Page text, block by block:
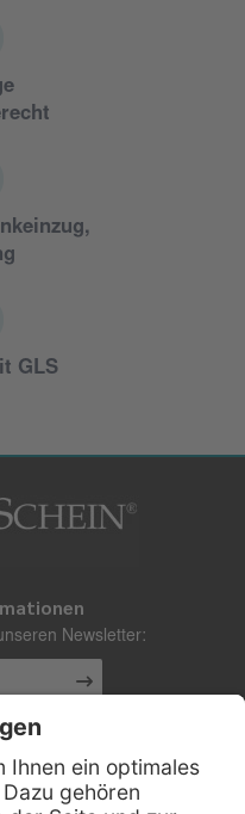
GLS
Newsletter:
Austria GmbH